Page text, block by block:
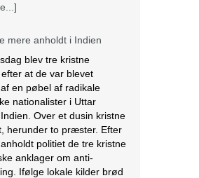
mere anholdt i Indien
blev tre kristne
at de var blevet
en pøbel af radikale
nationalister i Uttar
Over et dusin kristne
herunder to præster. Efter
politiet de tre kristne
anklager om anti-
Ifølge lokale kilder brød